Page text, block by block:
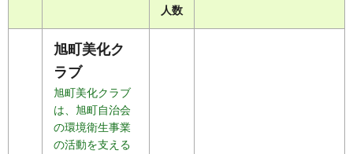
人数
旭町美化ク
ラブ
旭町美化クラブ
は、旭町自治会
の環境衛生事業
の活動を支える